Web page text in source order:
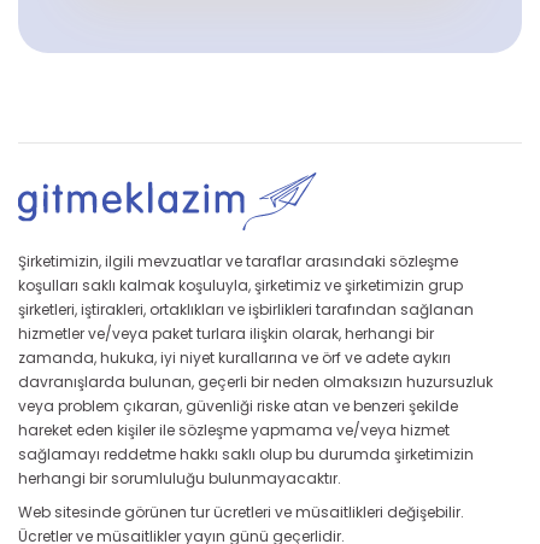
Şirketimizin, ilgili mevzuatlar ve taraflar arasındaki sözleşme
koşulları saklı kalmak koşuluyla, şirketimiz ve şirketimizin grup
şirketleri, iştirakleri, ortaklıkları ve işbirlikleri tarafından sağlanan
hizmetler ve/veya paket turlara ilişkin olarak, herhangi bir
zamanda, hukuka, iyi niyet kurallarına ve örf ve adete aykırı
davranışlarda bulunan, geçerli bir neden olmaksızın huzursuzluk
veya problem çıkaran, güvenliği riske atan ve benzeri şekilde
hareket eden kişiler ile sözleşme yapmama ve/veya hizmet
sağlamayı reddetme hakkı saklı olup bu durumda şirketimizin
herhangi bir sorumluluğu bulunmayacaktır.
Web sitesinde görünen tur ücretleri ve müsaitlikleri değişebilir.
Ücretler ve müsaitlikler yayın günü geçerlidir.